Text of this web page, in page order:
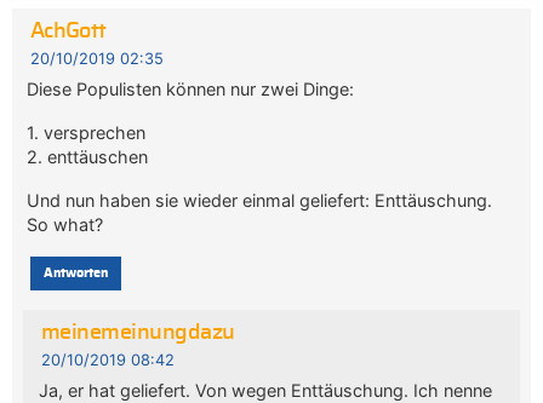
AchGott
20/10/2019 02:35
Diese Populisten können nur zwei Dinge:
1. versprechen
2. enttäuschen
Und nun haben sie wieder einmal geliefert: Enttäuschung.
So what?
Antworten
meinemeinungdazu
20/10/2019 08:42
Ja, er hat geliefert. Von wegen Enttäuschung. Ich nenne